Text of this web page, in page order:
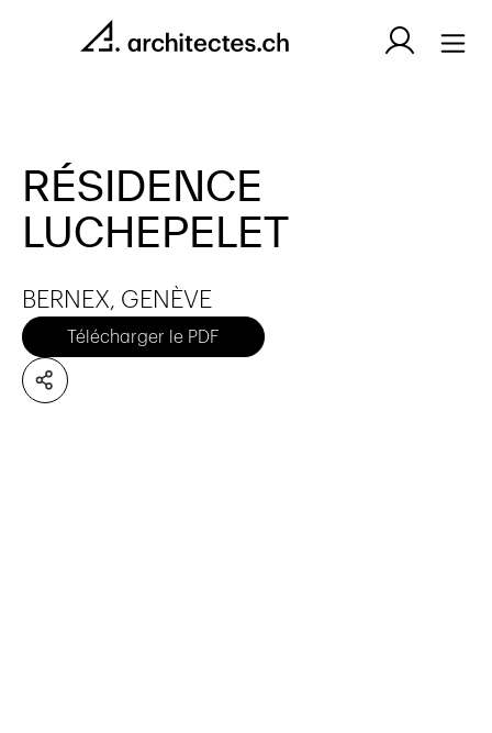
RÉSIDENCE
LUCHEPELET
BERNEX, GENÈVE
Télécharger le PDF